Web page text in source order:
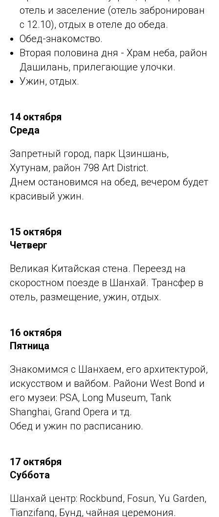
отель и заселение (отель забронирован
с 12.10), отдых в отеле до обеда.
Обед-знакомство.
Вторая половина дня - Храм неба, район
Дашилань, прилегающие улочки.
Ужин, отдых.
14 октября
Среда
Запретный город, парк Цзиншань,
Хутунам, район 798 Art District.
Днем остановимся на обед, вечером будет
красивый ужин.
15 октября
Четверг
Великая Китайская стена. Переезд на
скоростном поезде в Шанхай. Трансфер в
отель, размещение, ужин, отдых.
16 октября
Пятница
Знакомимся с Шанхаем, его архитектурой,
искусством и вайбом. Райони West Bond и
его музеи: PSA, Long Museum, Tank
Shanghai, Grand Opera и тд.
Обед и ужин по расписанию.
17 октября
Cуббота
Шанхай центр: Rockbund, Fosun, Yu Garden,
Tianzifang, Бунд, чайная церемония.